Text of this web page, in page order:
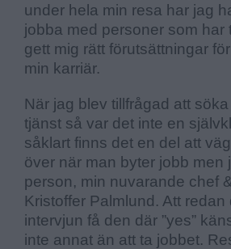
under hela min resa har jag
jobba med personer som har
gett mig rätt förutsättningar
min karriär.
När jag blev tillfrågad att
tjänst så var det inte en
såklart finns det en del att
över när man byter jobb men
person, min nuvarande chef
Kristoffer Palmlund. Att redan
intervjun få den där ”yes”
inte annat än att ta jobbet.